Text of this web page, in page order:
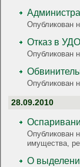
Опубликован
Отказ в
Опубликован
Опубликован
28.09.2010
Опубликован
имущества,